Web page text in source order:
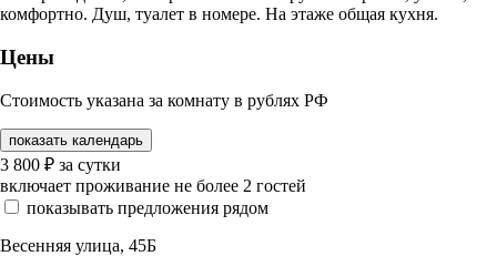
комфортно. Душ, туалет в номере. На этаже общая кухня.
Цены
Стоимость указана за комнату в рублях РФ
показать календарь
3 800 ₽ за сутки
включает проживание не более 2 гостей
показывать предложения рядом
Весенняя улица, 45Б